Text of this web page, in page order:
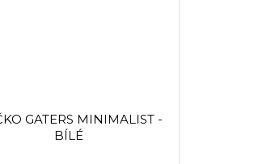
GATERS MINIMALIST -
BÍLÉ